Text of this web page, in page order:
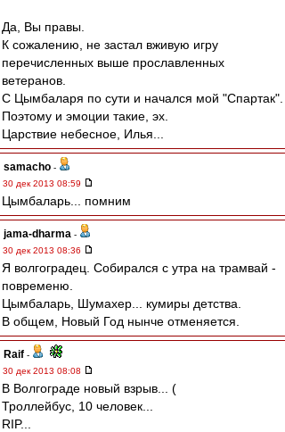
Да, Вы правы.
К сожалению, не застал вживую игру
перечисленных выше прославленных
ветеранов.
С Цымбаларя по сути и начался мой "Спартак".
Поэтому и эмоции такие, эх.
Царствие небесное, Илья...
samacho -
30 дек 2013 08:59
Цымбаларь... помним
jama-dharma -
30 дек 2013 08:36
Я волгоградец. Собирался с утра на трамвай -
повременю.
Цымбаларь, Шумахер... кумиры детства.
В общем, Новый Год нынче отменяется.
Raif -
30 дек 2013 08:08
В Волгограде новый взрыв... (
Троллейбус, 10 человек...
RIP...